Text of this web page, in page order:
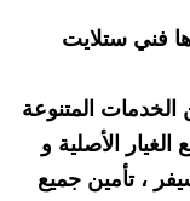
فني ستلايت
المتنوعة
الأصلية و
، تأمين جميع